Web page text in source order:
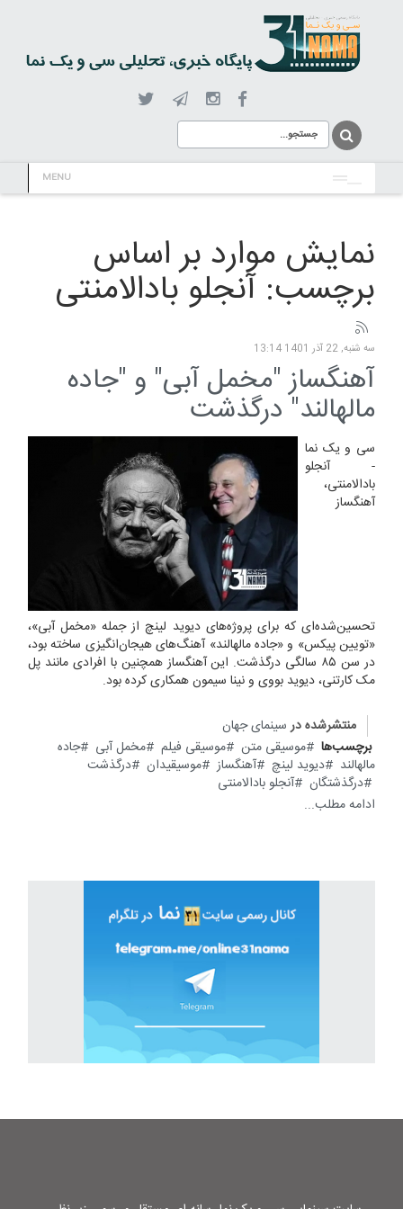
MENU
نمایش موارد بر اساس
برچسب: آنجلو بادالامنتی
سه شنبه, 22 آذر 1401 13:14
آهنگساز "مخمل آبی" و "جاده
مالهالند" درگذشت
سی و یک نما
- آنجلو
بادالامنتی،
آهنگساز
تحسین‌شده‌ای که برای پروژه‌های دیوید لینچ از جمله «مخمل آبی»،
«تویین پیکس» و «جاده مالهالند» آهنگ‌های هیجان‌انگیزی ساخته بود،
در سن ۸۵ سالگی درگذشت. این آهنگساز همچنین با افرادی مانند پل
مک کارتنی، دیوید بووی و نینا سیمون همکاری کرده بود.
منتشرشده در سینمای جهان
برچسب‌ها
موسیقی متن موسیقی فیلم مخمل آبی
جاده
مالهالند
دیوید لینچ آهنگساز موسیقیدان
درگذشت
درگذشتگان
آنجلو بادالامنتی
ادامه مطلب...